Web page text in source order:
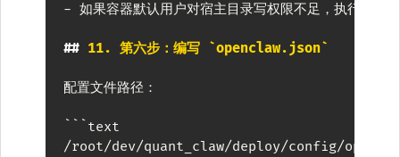
- 如果容器默认用户对宿主目录写权限不足，执行阶段
## 11. 第六步：编写 `openclaw.json`
配置文件路径：
``` text
/root/dev/quant_claw/deploy/config/